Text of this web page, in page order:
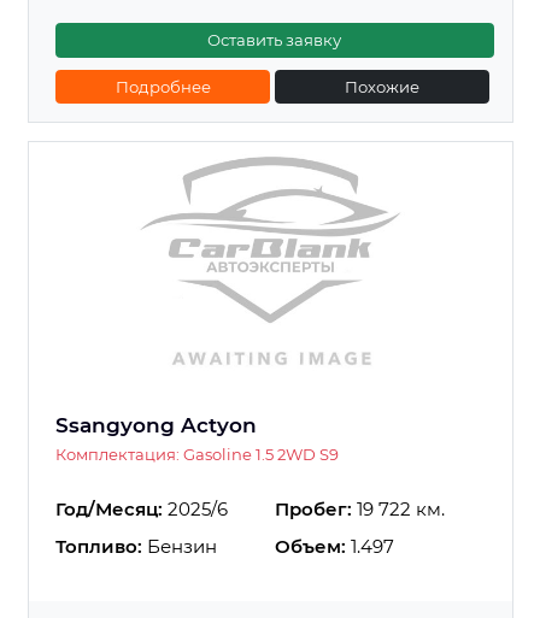
Оставить заявку
Подробнее Похожие
Ssangyong Actyon
Комплектация: Gasoline 1.5 2WD S9
Год/Месяц: 2025/6 Пробег: 19 722 км.
Топливо: Бензин Объем: 1.497